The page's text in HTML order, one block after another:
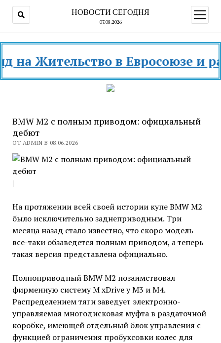
НОВОСТИ СЕГОДНЯ
07.08.2026
меню
Жительство в Евросоюзе и
BMW М2 с полным приводом: официальный
дебют
ОТ ADMIN В 08.06.2026
|
На протяжении всей своей истории купе BMW M2
было исключительно заднеприводным. Три
месяца назад стало известно, что скоро модель
все-таки обзаведется полным приводом, а теперь
такая версия представлена официально.
Полноприводный BMW M2 позаимствовал
фирменную систему M xDrive у M3 и M4.
Распределением тяги заведует электронно-
управляемая многодисковая муфта в раздаточной
коробке, имеющей отдельный блок управления с
функцией ограничения пробуксовки колес для